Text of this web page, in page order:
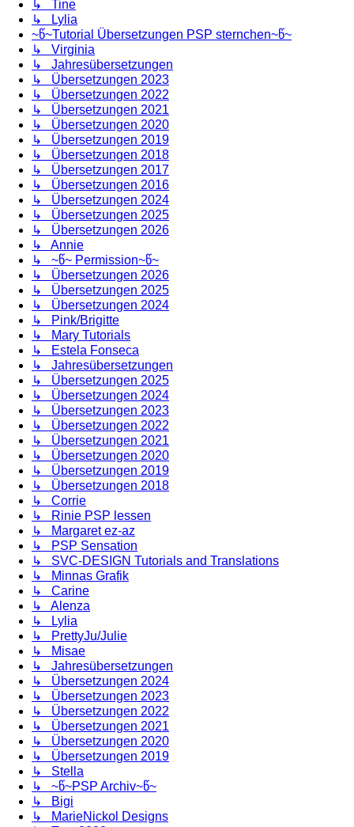
↳ Tine
↳ Lylia
~წ~Tutorial Übersetzungen PSP sternchen~წ~
↳ Virginia
↳ Jahresübersetzungen
↳ Übersetzungen 2023
↳ Übersetzungen 2022
↳ Übersetzungen 2021
↳ Übersetzungen 2020
↳ Übersetzungen 2019
↳ Übersetzungen 2018
↳ Übersetzungen 2017
↳ Übersetzungen 2016
↳ Übersetzungen 2024
↳ Übersetzungen 2025
↳ Übersetzungen 2026
↳ Annie
↳ ~წ~ Permission~წ~
↳ Übersetzungen 2026
↳ Übersetzungen 2025
↳ Übersetzungen 2024
↳ Pink/Brigitte
↳ Mary Tutorials
↳ Estela Fonseca
↳ Jahresübersetzungen
↳ Übersetzungen 2025
↳ Übersetzungen 2024
↳ Übersetzungen 2023
↳ Übersetzungen 2022
↳ Übersetzungen 2021
↳ Übersetzungen 2020
↳ Übersetzungen 2019
↳ Übersetzungen 2018
↳ Corrie
↳ Rinie PSP lessen
↳ Margaret ez-az
↳ PSP Sensation
↳ SVC-DESIGN Tutorials and Translations
↳ Minnas Grafik
↳ Carine
↳ Alenza
↳ Lylia
↳ PrettyJu/Julie
↳ Misae
↳ Jahresübersetzungen
↳ Übersetzungen 2024
↳ Übersetzungen 2023
↳ Übersetzungen 2022
↳ Übersetzungen 2021
↳ Übersetzungen 2020
↳ Übersetzungen 2019
↳ Stella
↳ ~წ~PSP Archiv~წ~
↳ Bigi
↳ MarieNickol Designs